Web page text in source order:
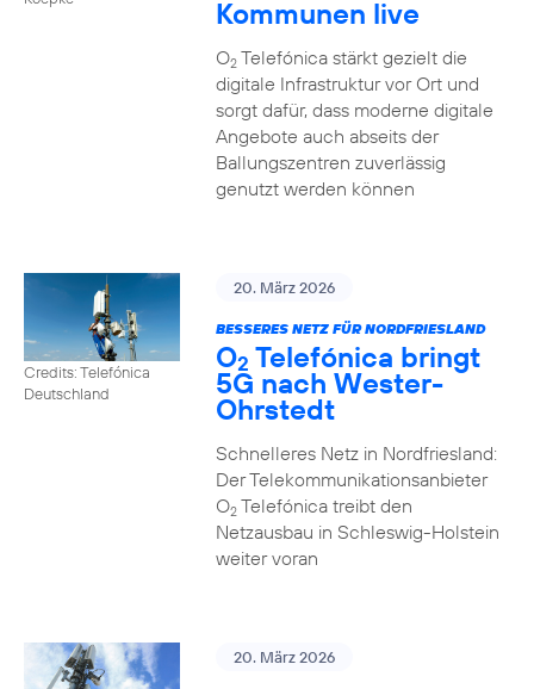
Kommunen live
O2Telefónica stärkt gezielt die
digitale Infrastruktur vor Ort und
sorgt dafür, dass moderne digitale
Angebote auch abseits der
Ballungszentren zuverlässig
genutzt werden können
Credits: Telefónica
Deutschland
20. März 2026
BESSERES NETZ FÜR NORDFRIESLAND
O2 Telefónica bringt
5G nach Wester-
Ohrstedt
Schnelleres Netz in Nordfriesland:
Der Telekommunikationsanbieter
O2Telefónica treibt den
Netzausbau in Schleswig-Holstein
weiter voran
20. März 2026